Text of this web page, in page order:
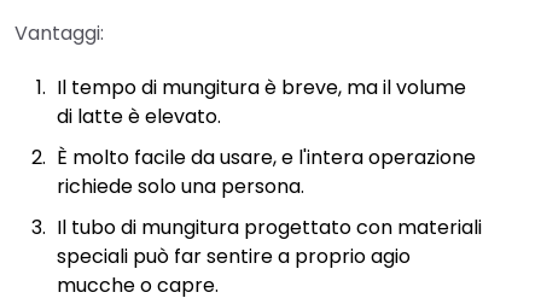
Vantaggi:
Il tempo di mungitura è breve, ma il volume
di latte è elevato.
È molto facile da usare, e l'intera operazione
richiede solo una persona.
Il tubo di mungitura progettato con materiali
speciali può far sentire a proprio agio
mucche o capre.